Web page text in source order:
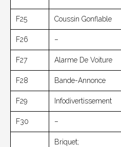
F25 Coussin Gonflable
F26 –
F27 Alarme De Voiture
F28 Bande-Annonce
F29 Infodivertissement
F30 –
Briquet;